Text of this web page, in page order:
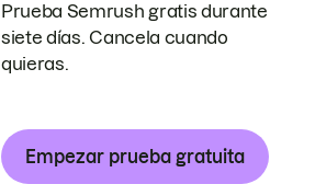
Prueba Semrush gratis durante
siete días. Cancela cuando
quieras.
Empezar prueba gratuita